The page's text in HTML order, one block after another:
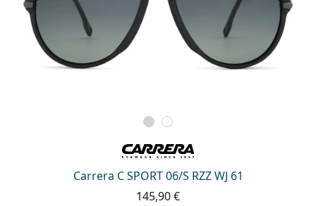
Carrera C SPORT 06/S RZZ WJ 61
145,90 €